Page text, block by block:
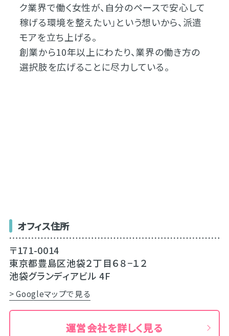
ク業界で働く女性が、自分のペースで安心して
稼げる環境を整えたい」という想いから、派遣
モアを立ち上げる。
創業から10年以上にわたり、業界の働き方の
選択肢を広げることに尽力している。
オフィス住所
〒171-0014
東京都豊島区池袋２丁目６８−１２
池袋グランディアビル 4F
> Googleマップで見る
運営会社を詳しく見る